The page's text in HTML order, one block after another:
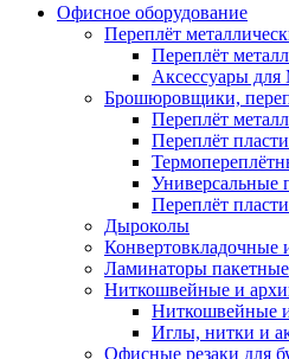
Офисное оборудование
Переплёт
Переплёт
Аксессуары
Брошюровщики,
Переплёт
Переплёт
Универсальные
Переплёт
Дыроколы
Конвертовкладочные
Ламинаторы пакетные
Ниткошвейные и
Ниткошвейные
Иглы, нитки и
Офисные резаки для